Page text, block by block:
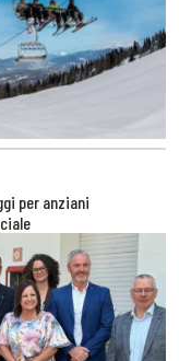
per anziani